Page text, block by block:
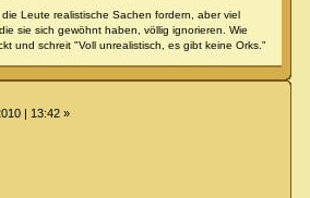
Leute realistische Sachen fordern, aber viel
sie sich gewöhnt haben, völlig ignorieren. Wie
und schreit "Voll unrealistisch, es gibt keine Orks."
| 13:42 »